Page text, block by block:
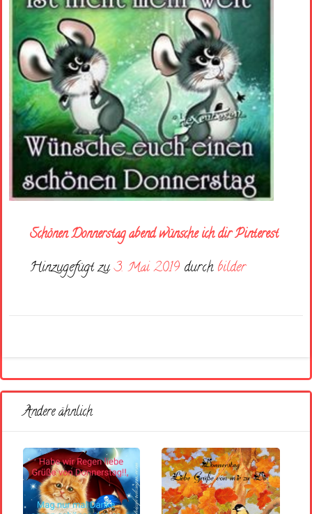
Schönen Donnerstag abend wünsche ich dir Pinterest
Hinzugefügt zu3. Mai 2019 durch bilder
Andere ähnlich